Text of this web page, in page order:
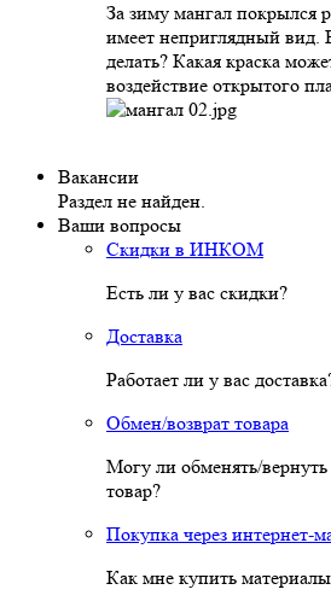
За зиму мангал покрылся
имеет неприглядный вид.
делать? Какая краска
воздействие открытого
Вакансии
Раздел не найден.
Ваши вопросы
Скидки в ИНКОМ
Есть ли у вас скидки?
Доставка
Работает ли у вас
Обмен/возврат товара
Могу ли обменять/
товар?
Покупка через интернет-
Как мне купить